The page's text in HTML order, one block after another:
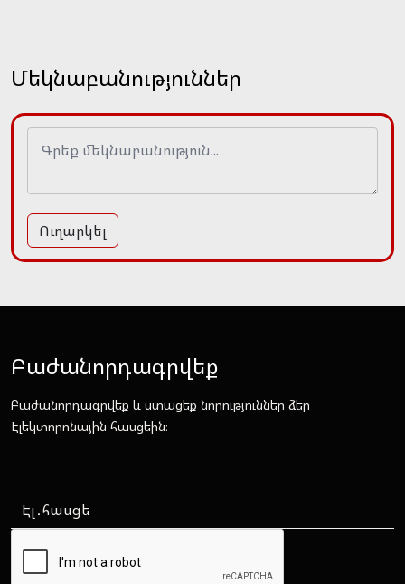
Մեկնաբանություններ
Ուղարկել
Բաժանորդագրվեք
Բաժանորդագրվեք և ստացեք նորություններ ձեր
Էլեկտորոնային հասցեին։